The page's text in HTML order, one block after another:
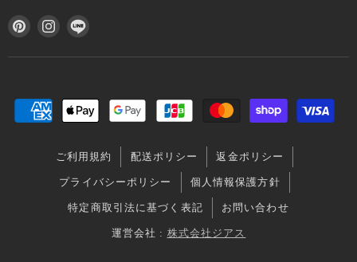
P
n
r
I
s
m
で
つ
L
N
見
て
く
さ
ご利用規約 配送ポリシー 返金ポリシー
プライバシーポリシー 個人情報保護方針
特定商取引法に基づく表記 お問い合わせ
運営会社 : 株式会社ジアス